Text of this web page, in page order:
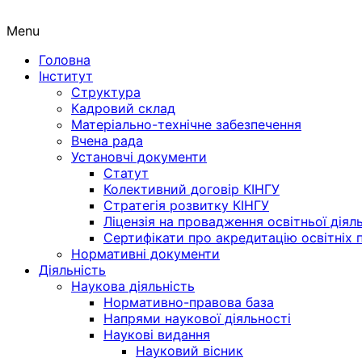
Menu
Головна
Інститут
Структура
Кадровий склад
Матеріально-технічне забезпечення
Вчена рада
Установчі документи
Статут
Колективний договір КІНГУ
Стратегія розвитку КІНГУ
Ліцензія на провадження освітньої
Сертифікати про акредитацію освітніх
Нормативні документи
Діяльність
Наукова діяльність
Нормативно-правова база
Напрями наукової діяльності
Наукові видання
Науковий вісник